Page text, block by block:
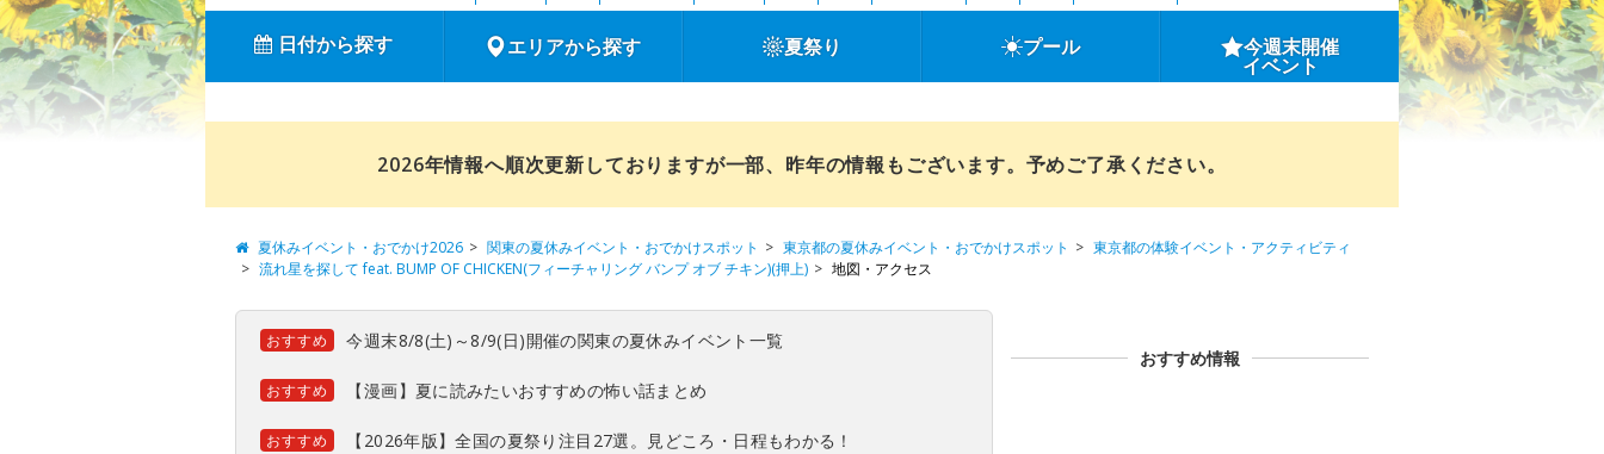
日付から探す エリアから探す 夏祭り プール 今週末開催
イベント
2026年情報へ順次更新しておりますが一部、昨年の情報もございます。予めご了承ください。
夏休みイベント・おでかけ2026 関東の夏休みイベント・おでかけスポット 東京都の夏休みイベント・おでかけスポット
東京都の体験イベント・アクティビティ
流れ星を探して feat. BUMP OF CHICKEN(フィーチャリング バンプ オブ チキン)(押上)
地図・アクセス
おすすめ 今週末8/8(土)～8/9(日)開催の関東の夏休みイベント一覧
おすすめ 【漫画】夏に読みたいおすすめの怖い話まとめ
おすすめ 【2026年版】全国の夏祭り注目27選。見どころ・日程もわかる！
おすすめ情報